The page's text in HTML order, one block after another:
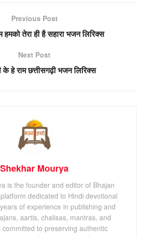
Previous Post
हमको तेरा ही है सहारा भजन लिरिक्स
Next Post
के हे राम छत्तीसगढ़ी भजन लिरिक्स
Shekhar Mourya
is the founder and editor of Bhajan
dedicated to Hindi devotional
of experience in publishing and
aartis, chalisas, mantras, and
committed to preserving authentic